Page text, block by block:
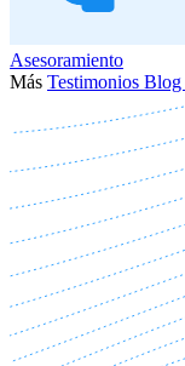
Asesoramiento
Más Testimonios Blog